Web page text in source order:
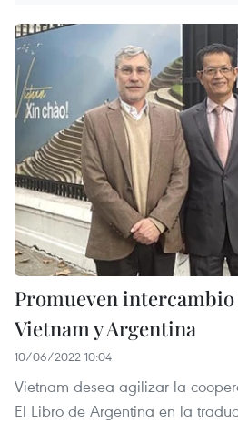
Promueven
Vietnam y Argentina
10/06/2022 10:04
Vietnam desea agilizar la
El Libro de Argentina en la